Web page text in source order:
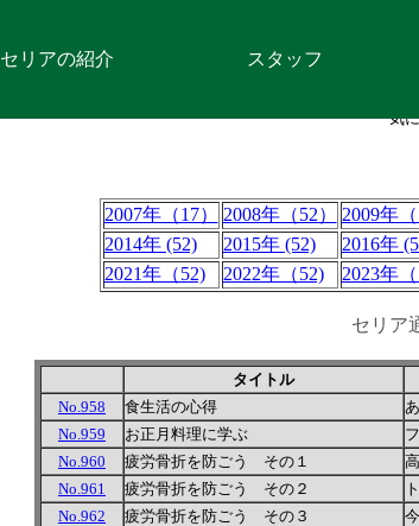
セリアの紹介 スタッフ
気
2007年（17） 2008年（52） 2009年（
2014年 (52)
2015年 (52) 2016年
2021年（52)
2022年（52) 2023年
セリア
タイトル
No.958
食生活の心得
No.959 お正月料理に学ぶ
No.960 疲労骨折を防ごう その１
No.961 疲労骨折を防ごう その２
No.962 疲労骨折を防ごう その３